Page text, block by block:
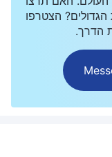
הצטרפו
הדרך.